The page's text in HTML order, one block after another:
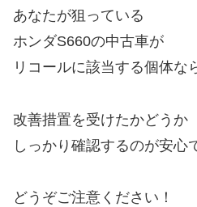
あなたが狙っている
ホンダS660の中古車が
リコールに該当する個体な
改善措置を受けたかどうか
しっかり確認するのが安心
どうぞご注意ください！